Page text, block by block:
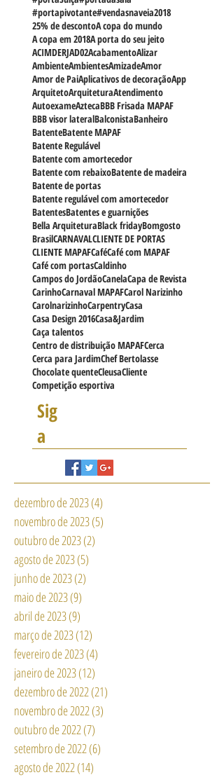
#MAPAFPortas#Portalinda
#PortasMAPAF#casadepraia#orlando
#portaSuiça#portadasala
#portapivotante#vendasnaveia2018
25% de descontoA copa do mundo
A copa em 2018A porta do seu jeito
ACIMDERJAD02AcabamentoAlizar
AmbienteAmbientesAmizadeAmor
Amor de PaiAplicativos de decoração
ArquitetoArquiteturaAtendimento
AutoexameAztecaBBB Frisada MAPAF
BBB visor lateralBalconista
Batente Batente MAPAF
Batente Regulável
Batente com amortecedor
Batente com rebaixoBatente de madeira
Batente de portas
Batente regulável com amortecedor
BatentesBatentes e guarnições
Bella ArquiteturaBlack fridayBomgosto
BrasilCARNAVALCLIENTE DE PORTAS
CLIENTE MAPAFCaféCafé com MAPAF
Café com portasCaldinho
Campos do JordãoCanelaCapa de Revista
CarinhoCarnaval MAPAFCarol Narizinho
CarolnarizinhoCarpentryCasa
Casa Design 2016Casa&Jardim
Caça talentos
Centro de distribuição MAPAFCerca
Cerca para JardimChef Bertolasse
Chocolate quente
Competição esportiva
Sig
dezembro de 2023 (4)
novembro de 2023
outubro de 2023(2)
agosto de 2023(5)
junho de 2023(2)
maio de 2023(9)9 posts
abril de 2023(9)9 posts
março de 2023(12)12 posts
fevereiro de 2023(4)4 posts
janeiro de 2023(12)12 posts
dezembro de 2022(21)
novembro de 2022 (3)
outubro de 2022 (7)